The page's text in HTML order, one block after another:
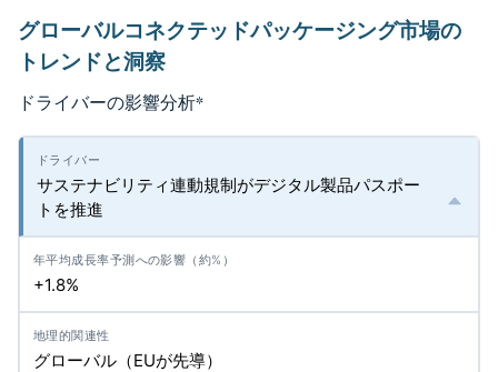
グローバルコネクテッドパッケージング市場の
トレンドと洞察
ドライバーの影響分析*
サステナビリティ連動規制がデジタル製品パスポー
トを推進
+1.8%
グローバル（EUが先導）